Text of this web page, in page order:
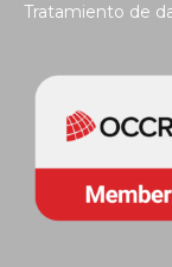
Tratamiento de